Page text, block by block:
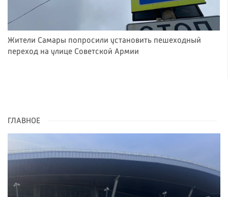
Жители Самары попросили установить пешеходный
переход на улице Советской Армии
ГЛАВНОЕ